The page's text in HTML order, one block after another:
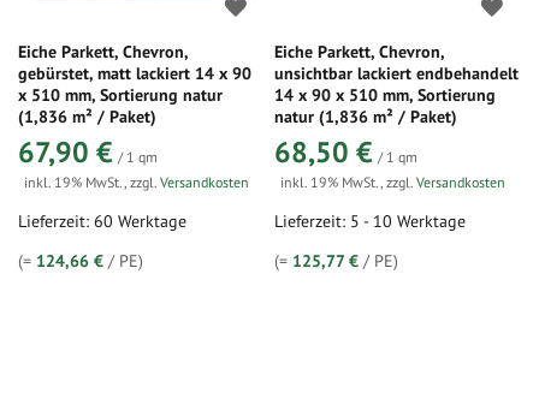
Eiche Parkett, Chevron,
gebürstet, matt lackiert 14 x 90
x 510 mm, Sortierung natur
(1,836 m² / Paket)
67,90 € / 1 qm
inkl. 19% MwSt., zzgl. Versandkosten
Lieferzeit: 60 Werktage
(= 124,66 € / PE)
Eiche Parkett, Chevron,
unsichtbar lackiert endbehandelt
14 x 90 x 510 mm, Sortierung
natur (1,836 m² / Paket)
68,50 € / 1 qm
inkl. 19% MwSt.,zzgl.Versandkosten
Lieferzeit: 5 - 10 Werktage
(= 125,77 € / PE)